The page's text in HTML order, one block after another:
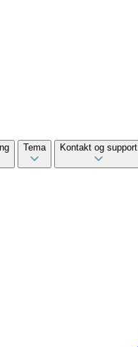
Tema Kontakt og support